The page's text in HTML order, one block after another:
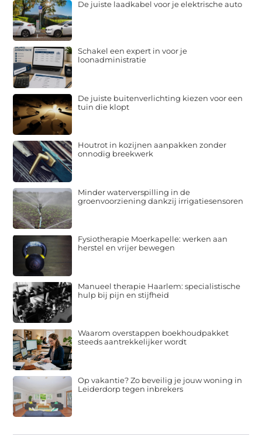
De juiste laadkabel voor je elektrische auto
Schakel een expert in voor je
loonadministratie
De juiste buitenverlichting kiezen voor een
tuin die klopt
Houtrot in kozijnen aanpakken zonder
onnodig breekwerk
Minder waterverspilling in de
groenvoorziening dankzij irrigatiesensoren
Fysiotherapie Moerkapelle: werken aan
herstel en vrijer bewegen
Manueel therapie Haarlem: specialistische
hulp bij pijn en stijfheid
Waarom overstappen boekhoudpakket
steeds aantrekkelijker wordt
Op vakantie? Zo beveilig je jouw woning in
Leiderdorp tegen inbrekers